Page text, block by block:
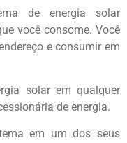
de energia solar
você consome. Você
e consumir em
solar em qualquer
de energia.
em um dos seus